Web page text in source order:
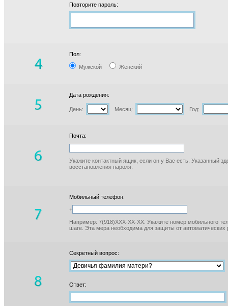
Повторите пароль:
Пол:
Мужской Женский
Дата рождения:
День: Месяц: Год:
Почта:
Укажите контактный ящик, если он у Вас есть. Указанный
восстановления пароля.
Мобильный телефон:
+
Например: 7(918)XXX-XX-XX. Укажите номер мобильного
шаге. Эта мера необходима для защиты от автоматических
Секретный вопрос:
Ответ: